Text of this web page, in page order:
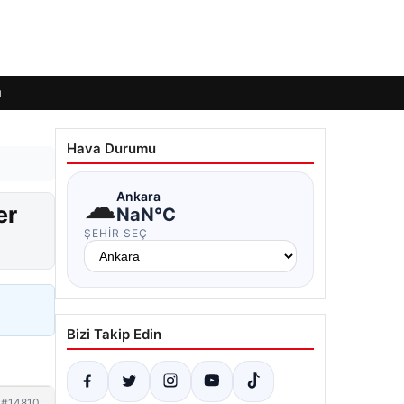
Hava Durumu
☁Ankara
NaN°C
ŞEHIR SEÇ
Bizi Takip Edin